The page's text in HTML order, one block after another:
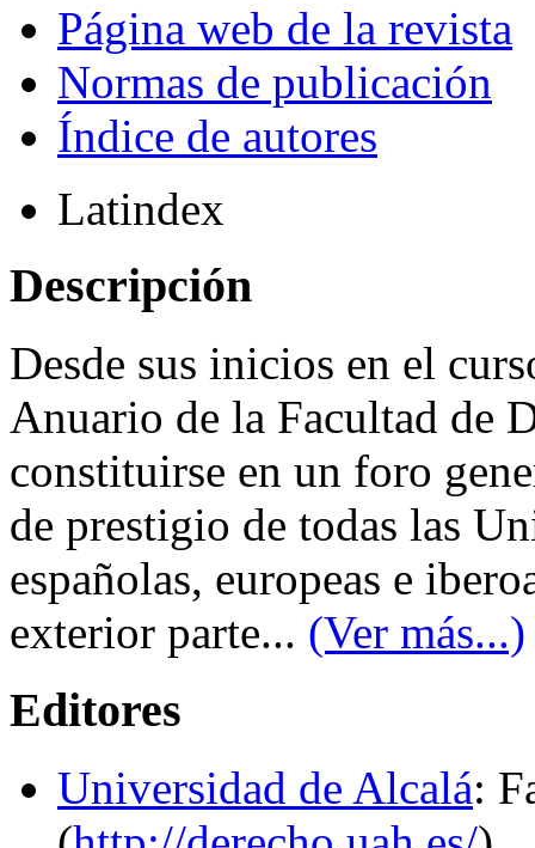
Página web de la revista
Normas de publicación
Índice de autores
Latindex
Descripción
Desde sus inicios en el
Anuario de la Facultad de
constituirse en un foro
de prestigio de todas las
españolas, europeas e
exterior parte... (Ver más...)
Editores
Universidad de Alcalá: